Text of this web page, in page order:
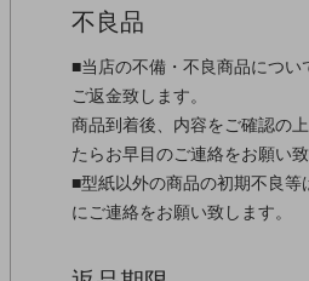
不良品
■当店の不備・不良商品につい
ご返金致します。
商品到着後、内容をご確認の
たらお早目のご連絡をお願い致
■型紙以外の商品の初期不良等
にご連絡をお願い致します。